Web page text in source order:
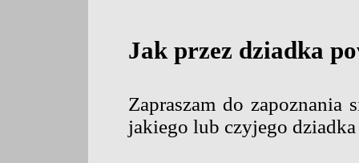
Jak przez dziadka
Zapraszam do zapoznania
jakiego lub czyjego dziadka